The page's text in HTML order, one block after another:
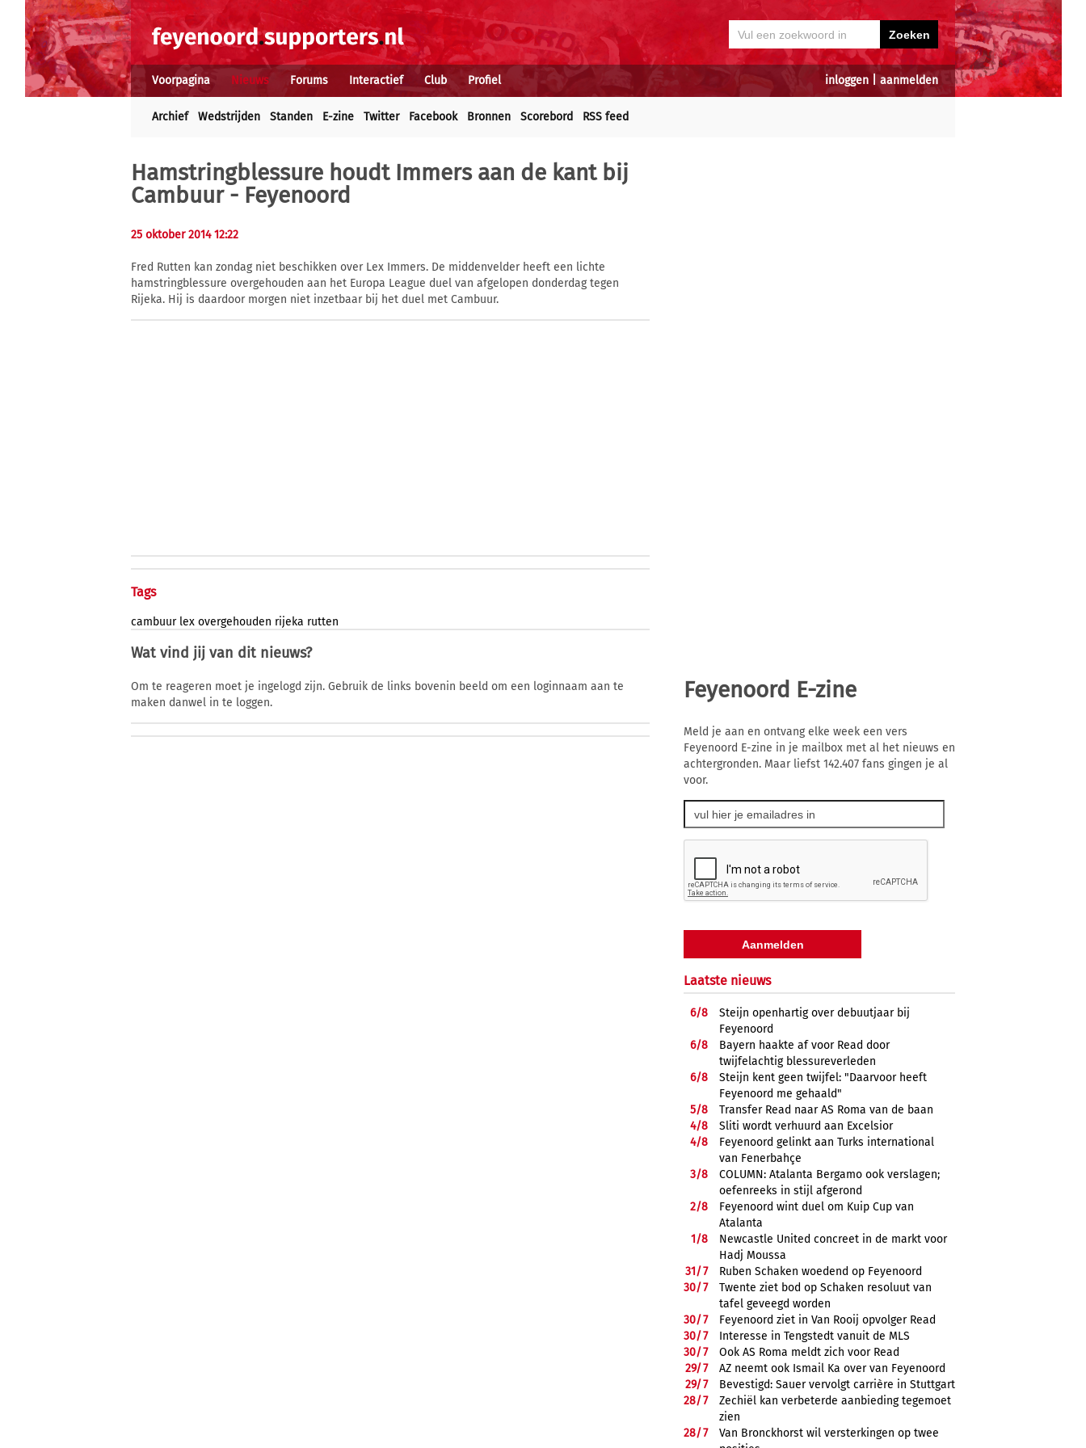
inloggen aanmelden
Voorpagina Nieuws Forums Interactief Club Profiel
Archief Wedstrijden Standen E-zine Twitter Facebook Bronnen Scorebord RSS feed
Hamstringblessure houdt Immers aan de kant bij
Cambuur - Feyenoord
25 oktober 2014 12:22
Fred Rutten kan zondag niet beschikken over Lex Immers. De middenvelder heeft een lichte
hamstringblessure overgehouden aan het Europa League duel van afgelopen donderdag tegen
Rijeka. Hij is daardoor morgen niet inzetbaar bij het duel met Cambuur.
Tags
cambuur lex overgehouden rijeka rutten
Wat vind jij van dit nieuws?
Om te reageren moet je ingelogd zijn. Gebruik de links bovenin beeld om een loginnaam aan te
maken danwel in te loggen.
Feyenoord E-zine
Meld je aan en ontvang elke week een vers
Feyenoord E-zine in je mailbox met al het nieuws en
achtergronden. Maar liefst 142.407 fans gingen je al
voor.
Laatste nieuws
6/8
Steijn openhartig over debuutjaar bij
Feyenoord
6/8
Bayern haakte af voor Read door
twijfelachtig blessureverleden
6/8
Steijn kent geen twijfel: "Daarvoor heeft
Feyenoord me gehaald"
5/8
Transfer Read naar AS Roma van de baan
4/8
Sliti wordt verhuurd aan Excelsior
4/8
Feyenoord gelinkt aan Turks international
van Fenerbahçe
3/8
COLUMN: Atalanta Bergamo ook verslagen;
oefenreeks in stijl afgerond
2/8
Feyenoord wint duel om Kuip Cup van
Atalanta
1/8
Newcastle United concreet in de markt voor
Hadj Moussa
31/7
Ruben Schaken woedend op Feyenoord
30/7
Twente ziet bod op Schaken resoluut van
tafel geveegd worden
30/7
Feyenoord ziet in Van Rooij opvolger Read
30/7
Interesse in Tengstedt vanuit de MLS
30/7
Ook AS Roma meldt zich voor Read
29/7
AZ neemt ook Ismail Ka over van Feyenoord
29/7
Bevestigd: Sauer vervolgt carrière in Stuttgart
28/7
Zechiël kan verbeterde aanbieding tegemoet
zien
28/7
Van Bronckhorst wil versterkingen op twee